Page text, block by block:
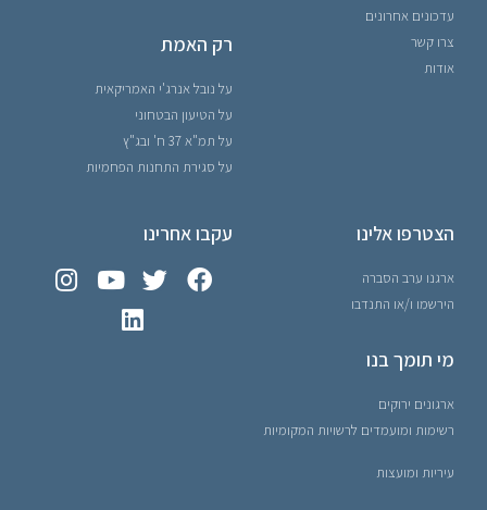
עדכונים אחרונים
צרו קשר
אודות
רק האמת
על נובל אנרג'י האמריקאית
על הטיעון הבטחוני
על תמ"א 37 ח' ובג"ץ
על סגירת התחנות הפחמיות
הצטרפו אלינו
ארגנו ערב הסברה
הירשמו ו/או התנדבו
מי תומך בנו
ארגונים ירוקים
רשימות ומועמדים לרשויות המקומיות
עיריות ומועצות
עקבו אחרינו